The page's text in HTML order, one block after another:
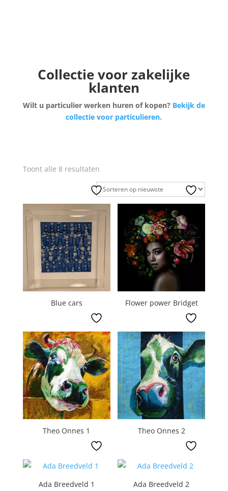
Collectie voor zakelijke
klanten
Wilt u particulier werken huren of kopen? Bekijk de
collectie voor particulieren.
Toont alle 8 resultatenGesorteerd
op
nieuwste
Blue cars Flower power Bridget
Theo Onnes 1 Theo Onnes 2
Ada Breedveld 1 Ada Breedveld 2